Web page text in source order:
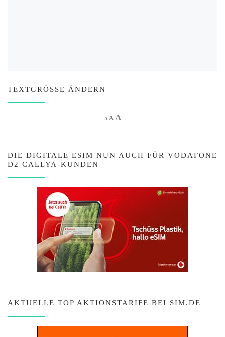
TEXTGRÖSSE ÄNDERN
A Decrease font size.
AReset font size.
AIncrease font size.
DIE DIGITALE ESIM NUN AUCH FÜR VODAFONE
D2 CALLYA-KUNDEN
AKTUELLE TOP AKTIONSTARIFE BEI SIM.DE